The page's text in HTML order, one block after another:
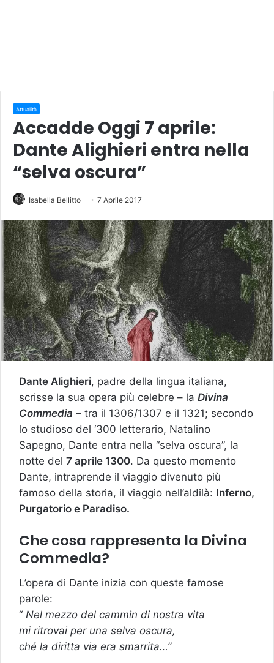
Attualità
Accadde Oggi 7 aprile:
Dante Alighieri entra nella
“selva oscura”
Isabella Bellitto 7 Aprile 2017
Dante Alighieri, padre della lingua italiana,
scrisse la sua opera più celebre – la Divina
Commedia – tra il 1306/1307 e il 1321; secondo
lo studioso del ‘300 letterario, Natalino
Sapegno, Dante entra nella “selva oscura”, la
notte del 7 aprile 1300. Da questo momento
Dante, intraprende il viaggio divenuto più
famoso della storia, il viaggio nell’aldilà: Inferno,
Purgatorio e Paradiso.
Che cosa rappresenta la Divina
Commedia?
L’opera di Dante inizia con queste famose
parole:
“ Nel mezzo del cammin di nostra vita
mi ritrovai per una selva oscura,
ché la diritta via era smarrita…”